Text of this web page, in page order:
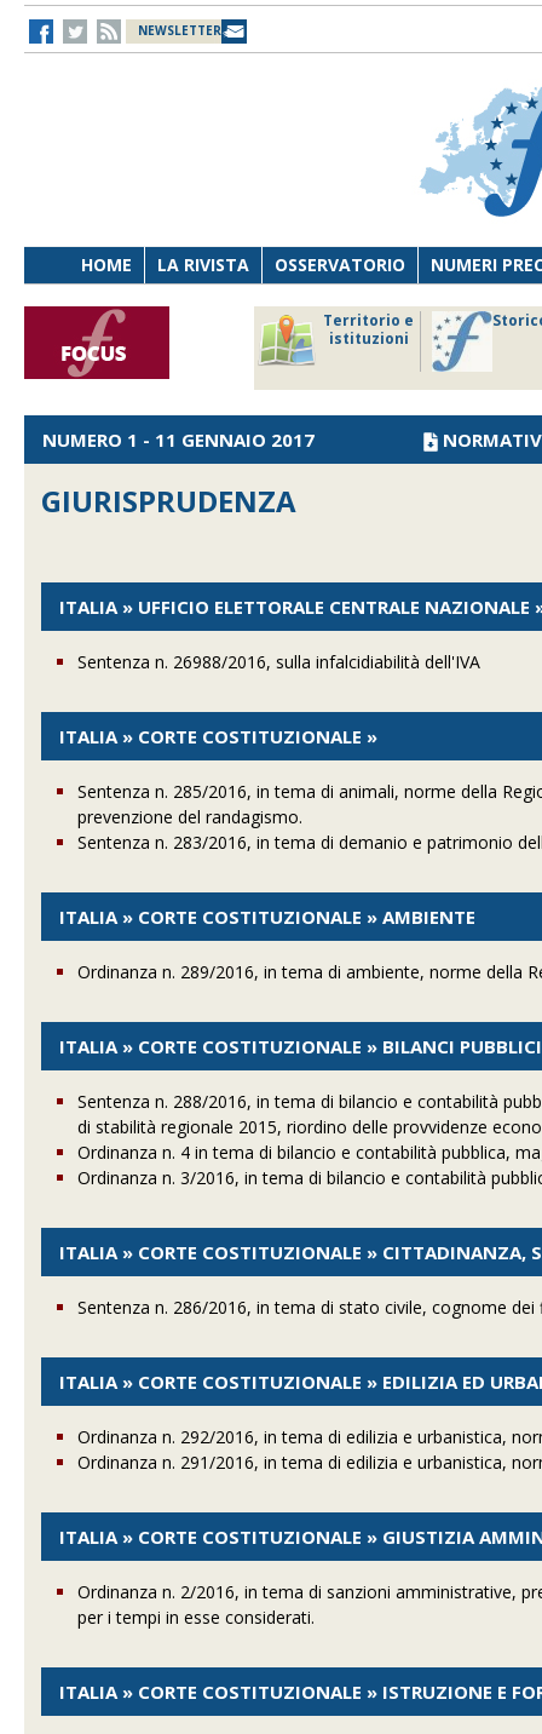
NEWSLETTER
HOME LA RIVISTA OSSERVATORIO NUMERI
Territorio e
istituzioni
NUMERO 1 - 11 GENNAIO 2017
GIURISPRUDENZA
ITALIA » UFFICIO ELETTORALE CENTRALE NAZIONALE
Sentenza n. 26988/2016, sulla infalcidiabilità dell'IVA
ITALIA » CORTE COSTITUZIONALE »
Sentenza n. 285/2016, in tema di animali, norme della
prevenzione del randagismo.
Sentenza n. 283/2016, in tema di demanio e patrimonio
ITALIA » CORTE COSTITUZIONALE » AMBIENTE
Ordinanza n. 289/2016, in tema di ambiente, norme della
ITALIA » CORTE COSTITUZIONALE » BILANCI
Sentenza n. 288/2016, in tema di bilancio e contabilità
di stabilità regionale 2015, riordino delle provvidenze
Ordinanza n. 4 in tema di bilancio e contabilità pubblica,
Ordinanza n. 3/2016, in tema di bilancio e contabilità
ITALIA » CORTE COSTITUZIONALE » CITTADINANZA,
Sentenza n. 286/2016, in tema di stato civile, cognome
ITALIA » CORTE COSTITUZIONALE » EDILIZIA ED
Ordinanza n. 292/2016, in tema di edilizia e urbanistica,
Ordinanza n. 291/2016, in tema di edilizia e urbanistica,
ITALIA » CORTE COSTITUZIONALE » GIUSTIZIA
Ordinanza n. 2/2016, in tema di sanzioni amministrative,
per i tempi in esse considerati.
ITALIA » CORTE COSTITUZIONALE » ISTRUZIONE E